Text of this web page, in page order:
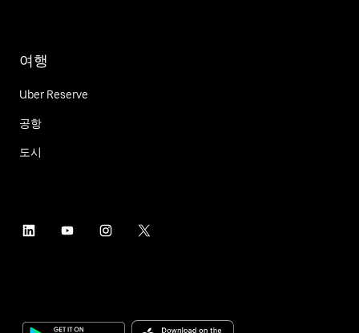
여행
Uber Reserve
공항
도시